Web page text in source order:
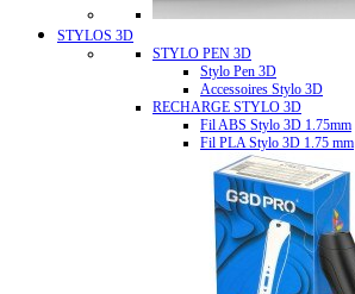
STYLOS 3D
STYLO PEN 3D
Stylo Pen 3D
Accessoires Stylo 3D
RECHARGE STYLO 3D
Fil ABS Stylo 3D 1.75mm
Fil PLA Stylo 3D 1.75 mm